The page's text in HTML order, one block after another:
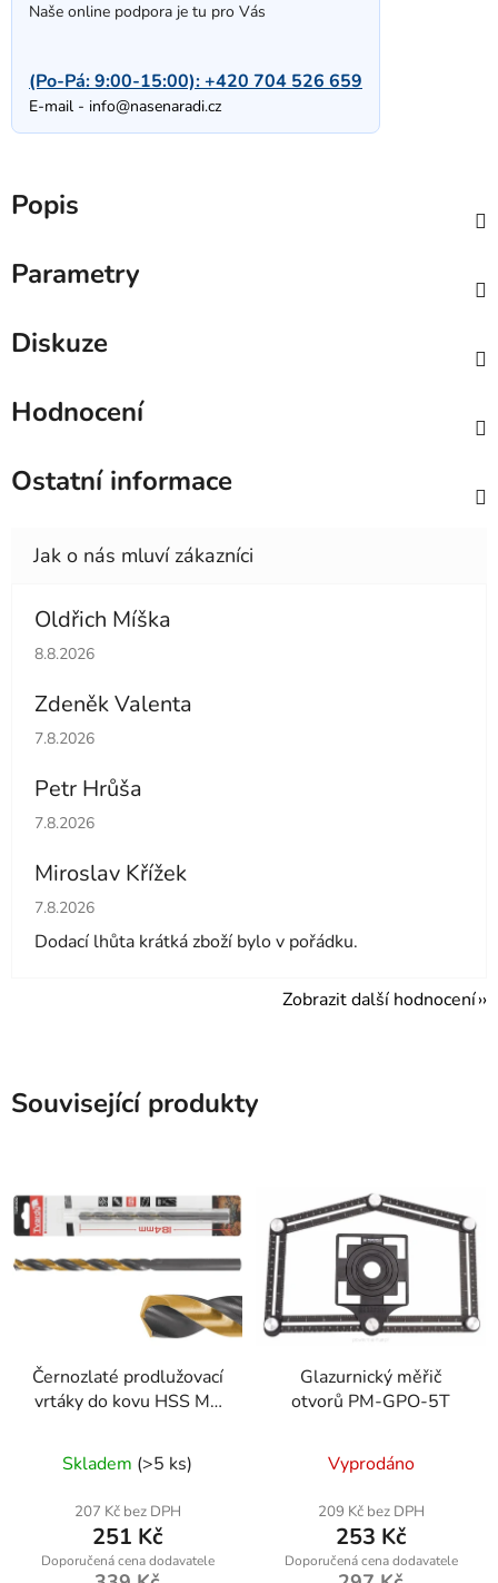
Naše online podpora je tu pro Vás
(Po-Pá: 9:00-15:00):+420 704 526 659
E-mail - info@nasenaradi.cz
Popis
Parametry
Diskuze
Hodnocení
Ostatní informace
Oldřich Míška
Hodnocení obchodu je 5 z 5 hvězdiček.
8.8.2026
Zdeněk Valenta
Hodnocení obchodu je 5 z 5 hvězdiček.
7.8.2026
Petr Hrůša
Hodnocení obchodu je 5 z 5 hvězdiček.
7.8.2026
Miroslav Křížek
Hodnocení obchodu je 5 z 5 hvězdiček.
7.8.2026
Dodací lhůta krátká zboží bylo v pořádku.
Zobrazit další hodnocení
Související produkty
Černozlaté prodlužovací
vrtáky do kovu HSS M2
Geko
Skladem (>5 ks)
207 Kč bez DPH
251 Kč
Glazurnický měřič
otvorů PM-GPO-5T
Vyprodáno
209 Kč bez DPH
253 Kč